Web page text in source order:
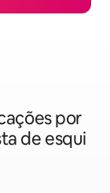
por
de esqui